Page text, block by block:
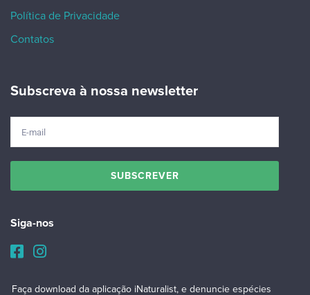
Política de Privacidade
Contatos
Subscreva à nossa newsletter
Siga-nos
Faça download da aplicação iNaturalist, e denuncie espécies